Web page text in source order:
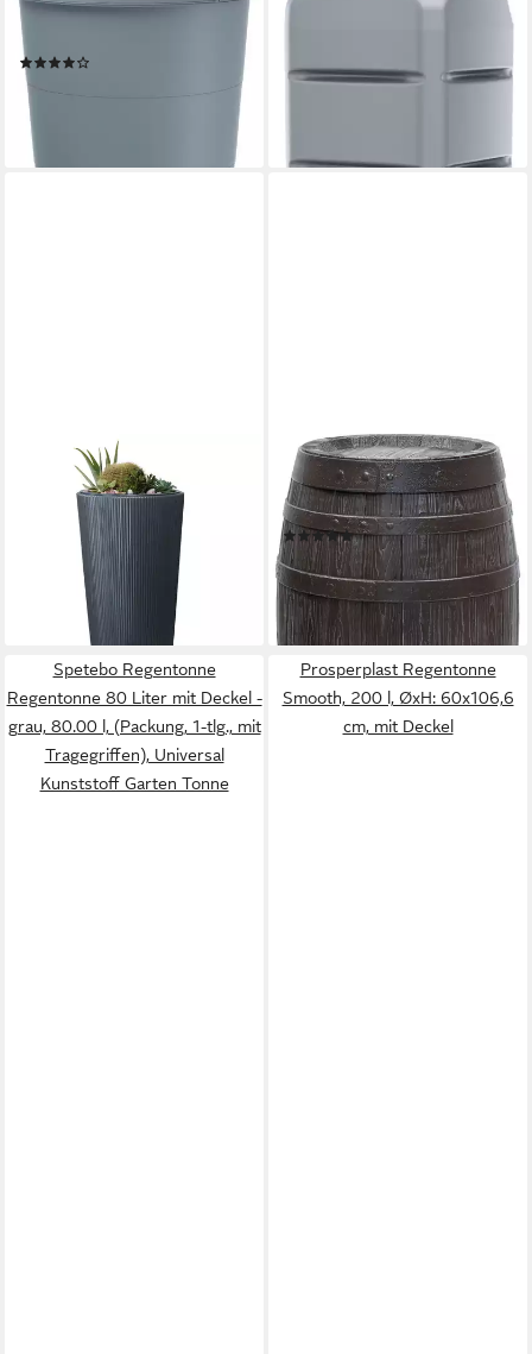
Regentonne Smooth, 160 l,
ØxH: 60x87,8 cm, mit Deckel
39,99 €
-25%
lieferbar - in 4-5 Werktagen bei dir
Regentonne Tenso, 120 l,
79,00 € UVP99,00 €
Regentonne Regenspeicher
Vaso Decor, Höhe 120 cm, Ø
58 cm, Kunststoff, grau, 220 l,
Regentonne inkl. Pflanzschale,
Entnahmeset und Filtermatte
ab 144,00 €
lieferbar - in 3-4 Werktagen bei dir
PROSPERPLAST
Regentonne Botaqua, 430 l,
(Set, 2-tlg)
(1)
215,06 € UVP 269,00 €
-20%
lieferbar - in 3-4 Werktagen bei dir
Spetebo Regentonne
Regentonne 80 Liter mit Deckel -
grau, 80.00 l, (Packung, 1-tlg., mit
Tragegriffen), Universal
Kunststoff Garten Tonne
Prosperplast Regentonne
Smooth, 200 l, ØxH: 60x106,6
cm, mit Deckel